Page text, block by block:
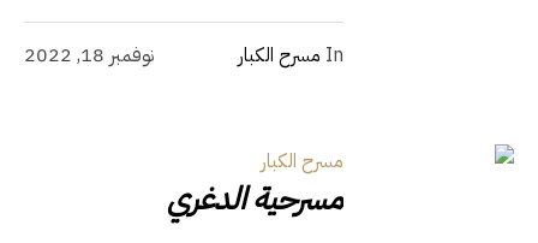
نوفمبر 18, 2022 In مسرح الكبار
مسرح الكبار
مسرحية الدغري